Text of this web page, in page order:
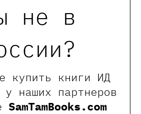
не в
купить книги ИД
у наших партнеров
SamTamBooks.com
отзыв
пользователи
сайта